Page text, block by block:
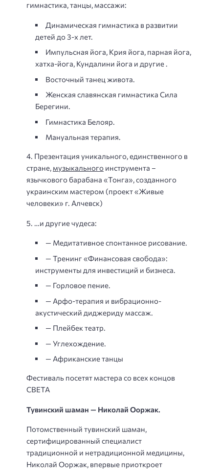
гимнастика, танцы, массажи:
Динамическая гимнастика в развитии
детей до 3-х лет.
Импульсная йога, Крия йога, парная йога,
хатха-йога, Кундалини йога и другие .
Восточный танец живота.
Женская славянская гимнастика Сила
Берегини.
Гимнастика Белояр.
Мануальная терапия.
4. Презентация уникального, единственного в
стране,музыкального инструмента –
язычкового барабана «Тонга», созданного
украинским мастером (проект «Живые
человеки» г. Алчевск)
5. …и другие чудеса:
— Медитативное спонтанное рисование.
— Тренинг «Финансовая свобода»:
инструменты для инвестиций и бизнеса.
— Горловое пение.
— Арфо-терапия и вибрационно-
акустический диджериду массаж.
— Плейбек театр.
— Углехождение.
— Африканские танцы
Фестиваль посетят мастера со всех концов
СВЕТА
Тувинский шаман — Николай Ооржак.
Потомственный тувинский шаман,
сертифицированный специалист
традиционной и нетрадиционной медицины,
Николай Ооржак, впервые приоткроет